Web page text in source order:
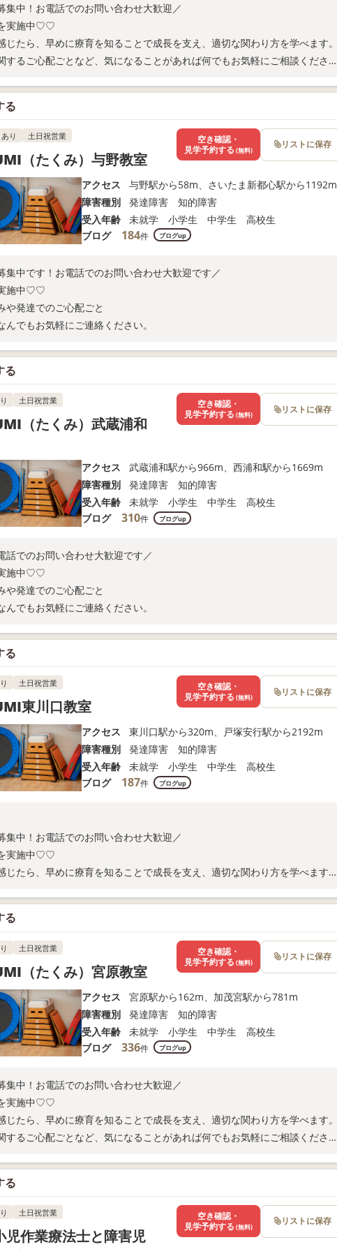
集中！お電話でのお問い合わせ大歓迎／
実施中♡♡
じたら、早めに療育を知ることで成長を支え、適切な関わり方を学べます。
するご心配ごとなど、気になることがあれば何でもお気軽にご相談くださ
る
り 土日祝営業
（たくみ）与野教室
アクセス
与野駅から58m、さいたま新都心駅から1192m
障害種別
発達障害 知的障害
受入年齢
未就学 小学生 中学生 高校生
ブログ
184件 ブログup
集中です！お電話でのお問い合わせ大歓迎です／
施中♡♡
や発達でのご心配ごと
でもお気軽にご連絡ください。
空き確認・
見学予約する (無料) リストに保存
る
土日祝営業
（たくみ）武蔵浦和
アクセス
武蔵浦和駅から966m、西浦和駅から1669m
障害種別
発達障害 知的障害
受入年齢
未就学 小学生 中学生 高校生
ブログ
310件 ブログup
話でのお問い合わせ大歓迎です／
施中♡♡
や発達でのご心配ごと
でもお気軽にご連絡ください。
空き確認・
見学予約する (無料) リストに保存
る
土日祝営業
東川口教室
アクセス
東川口駅から320m、戸塚安行駅から2192m
障害種別
発達障害 知的障害
受入年齢
未就学 小学生 中学生 高校生
ブログ
187件 ブログup
集中！お電話でのお問い合わせ大歓迎／
実施中♡♡
じたら、早めに療育を知ることで成長を支え、適切な関わり方を学べます。
空き確認・
見学予約する (無料) リストに保存
る
土日祝営業
（たくみ）宮原教室
アクセス
宮原駅から162m、加茂宮駅から781m
障害種別
発達障害 知的障害
受入年齢
未就学 小学生 中学生 高校生
ブログ
336件 ブログup
集中！お電話でのお問い合わせ大歓迎／
実施中♡♡
じたら、早めに療育を知ることで成長を支え、適切な関わり方を学べます。
するご心配ごとなど、気になることがあれば何でもお気軽にご相談くださ
空き確認・
見学予約する (無料) リストに保存
る
土日祝営業
児作業療法士と障害児
空き確認・
見学予約する (無料) リストに保存